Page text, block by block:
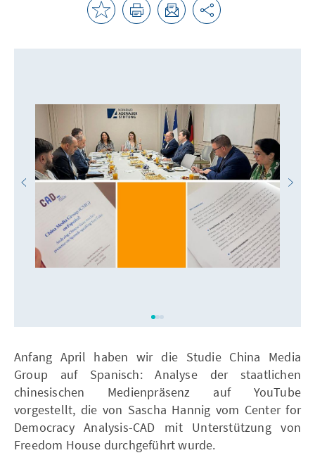
Anfang April haben wir die Studie China Media
Group auf Spanisch: Analyse der staatlichen
chinesischen Medienpräsenz auf YouTube
vorgestellt, die von Sascha Hannig vom Center for
Democracy Analysis-CAD mit Unterstützung von
Freedom House durchgeführt wurde.